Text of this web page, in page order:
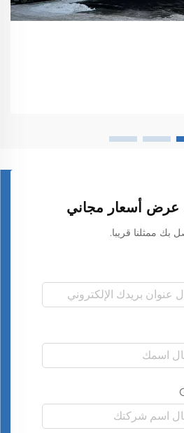
عرض أسعار مجاني
بك ممثلنا قريبا.